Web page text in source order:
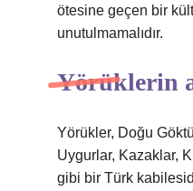
ötesine geçen bir
unutulmamalıdır.
Yörüklerin
Yörükler, Doğu
Uygurlar, Kazaklar,
gibi bir Türk